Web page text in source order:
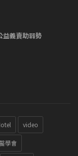
義賣助弱勢
video
學會